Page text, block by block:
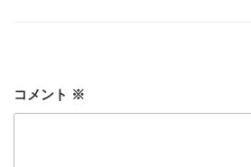
コメント ※